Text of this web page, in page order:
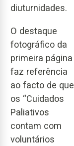
diuturnidades.
O destaque
fotográfico da
primeira página
faz referência
ao facto de que
os “Cuidados
Paliativos
contam com
voluntários